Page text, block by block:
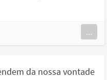
...
da nossa vontade